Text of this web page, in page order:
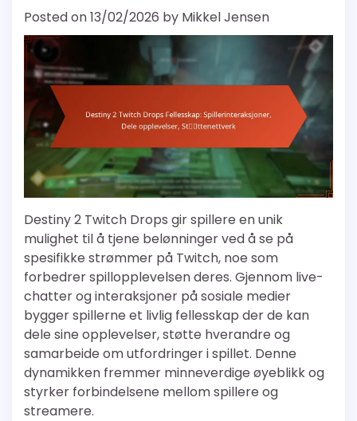
Posted on13/02/2026 by Mikkel Jensen
Destiny 2 Twitch Drops gir spillere en unik
mulighet til å tjene belønninger ved å se på
spesifikke strømmer på Twitch, noe som
forbedrer spillopplevelsen deres. Gjennom live-
chatter og interaksjoner på sosiale medier
bygger spillerne et livlig fellesskap der de kan
dele sine opplevelser, støtte hverandre og
samarbeide om utfordringer i spillet. Denne
dynamikken fremmer minneverdige øyeblikk og
styrker forbindelsene mellom spillere og
streamere.